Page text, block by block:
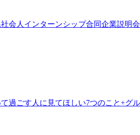
会人インターンシップ合同企業説明会
て過ごす人に見てほしい7つのこと+グ